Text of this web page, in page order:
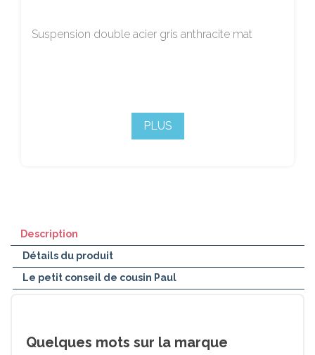
Suspension double acier gris anthracite mat
PLUS
Description
Détails du produit
Le petit conseil de cousin Paul
Quelques mots sur la marque